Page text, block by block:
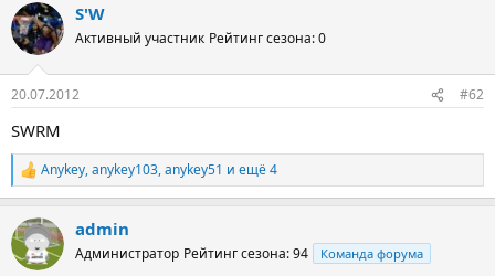
S'W
Активный участник Рейтинг сезона: 0
20.07.2012 #62
SWRM
Р
е
к
ц
и
Anykey,anykey103,anykey51 и ещё 4
admin
Администратор Рейтинг сезона: 94 Команда форума